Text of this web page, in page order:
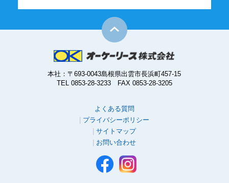
本社：〒693-0043島根県出雲市長浜町457-15
TEL 0853-28-3233 FAX 0853-28-3205
よくある質問
プライバシーポリシー
サイトマップ
お問い合わせ